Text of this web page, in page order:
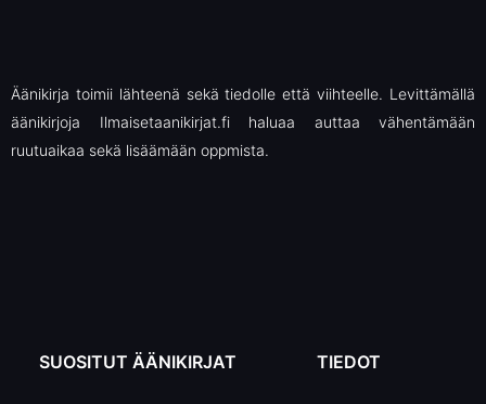
Äänikirja toimii lähteenä sekä tiedolle että viihteelle. Levittämällä
äänikirjoja Ilmaisetaanikirjat.fi haluaa auttaa vähentämään
ruutuaikaa sekä lisäämään oppmista.
SUOSITUT ÄÄNIKIRJAT TIEDOT